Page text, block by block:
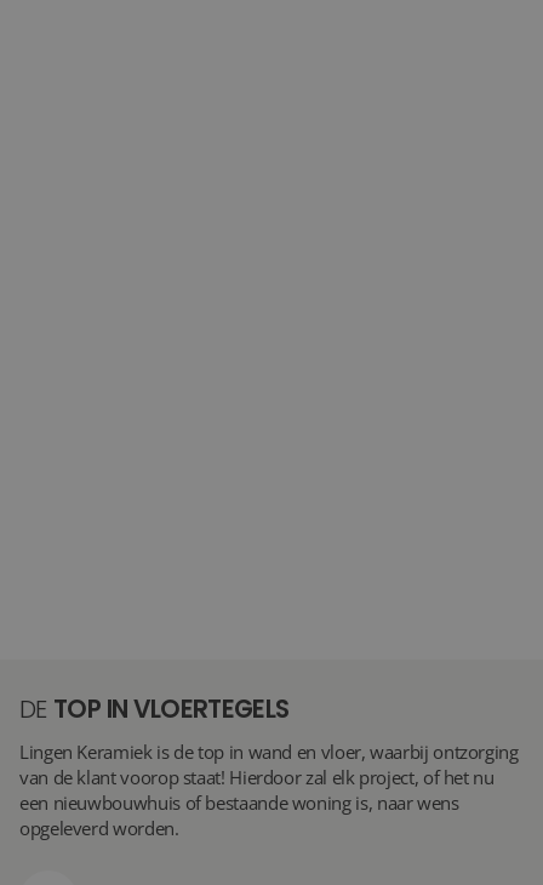
DE TOP IN VLOERTEGELS
Lingen Keramiek is de top in wand en vloer, waarbij ontzorging
van de klant voorop staat! Hierdoor zal elk project, of het nu
een nieuwbouwhuis of bestaande woning is, naar wens
opgeleverd worden.